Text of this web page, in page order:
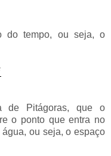
do tempo, ou seja, o
de Pitágoras, que o
o ponto que entra no
ou seja, o espaço